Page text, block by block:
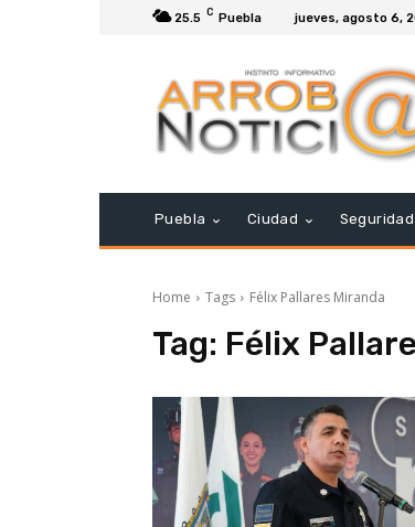
25.5 C Puebla jueves, agosto 6,
Puebla Ciudad
Home Tags Félix Pallares Miranda
Tag: Félix